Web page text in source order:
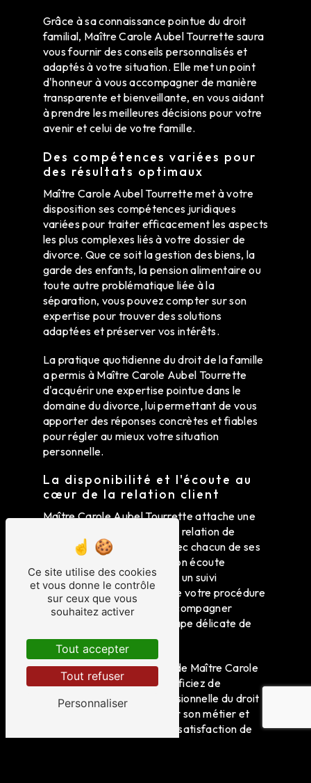
Grâce à sa connaissance pointue du droit
familial, Maître Carole Aubel Tourrette saura
vous fournir des conseils personnalisés et
adaptés à votre situation. Elle met un point
d'honneur à vous accompagner de manière
transparente et bienveillante, en vous aidant
à prendre les meilleures décisions pour votre
avenir et celui de votre famille.
Des compétences variées pour
des résultats optimaux
Maître Carole Aubel Tourrette met à votre
disposition ses compétences juridiques
variées pour traiter efficacement les aspects
les plus complexes liés à votre dossier de
divorce. Que ce soit la gestion des biens, la
garde des enfants, la pension alimentaire ou
toute autre problématique liée à la
séparation, vous pouvez compter sur son
expertise pour trouver des solutions
adaptées et préserver vos intérêts.
La pratique quotidienne du droit de la famille
a permis à Maître Carole Aubel Tourrette
d'acquérir une expertise pointue dans le
domaine du divorce, lui permettant de vous
apporter des réponses concrètes et fiables
pour régler au mieux votre situation
personnelle.
La disponibilité et l'écoute au
cœur de la relation client
Maître Carole Aubel Tourrette attache une
importance primordiale à la relation de
confiance qu'elle établit avec chacun de ses
clients. Sa disponibilité et son écoute
attentive vous garantissent un suivi
personnalisé tout au long de votre procédure
de divorce, afin de vous accompagner
sereinement dans cette étape délicate de
votre vie.
En choisissant les services de Maître Carole
Aubel Tourrette, vous bénéficiez de
l'engagement d'une professionnelle du droit
de la famille passionnée par son métier et
résolument tournée vers la satisfaction de
Ce site utilise des cookies
et vous donne le contrôle
sur ceux que vous
souhaitez activer
Tout accepter
Tout refuser
Personnaliser